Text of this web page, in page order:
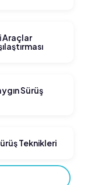
Araçlar
Sürüş
Teknikleri